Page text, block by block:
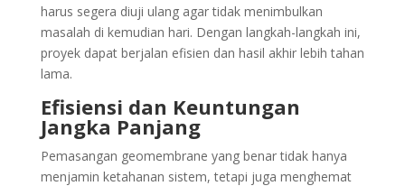
harus segera diuji ulang agar tidak menimbulkan
masalah di kemudian hari. Dengan langkah-langkah ini,
proyek dapat berjalan efisien dan hasil akhir lebih tahan
lama.
Efisiensi dan Keuntungan
Jangka Panjang
Pemasangan geomembrane yang benar tidak hanya
menjamin ketahanan sistem, tetapi juga menghemat